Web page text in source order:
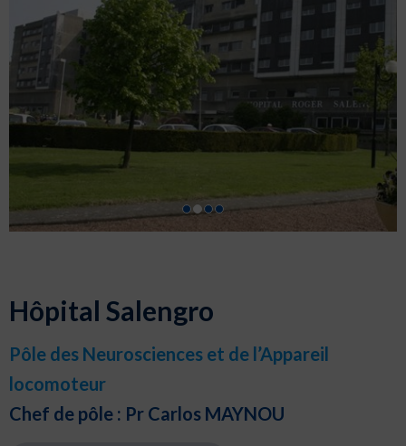
Hôpital Salengro
Pôle des Neurosciences et de l’Appareil
locomoteur
Chef de pôle : Pr Carlos MAYNOU